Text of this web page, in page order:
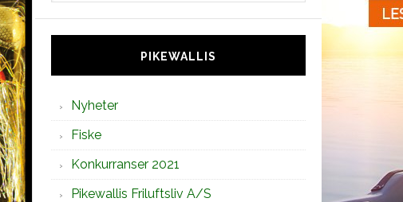
PIKEWALLIS
Nyheter
Fiske
Konkurranser 2021
Pikewallis Friluftsliv A/S